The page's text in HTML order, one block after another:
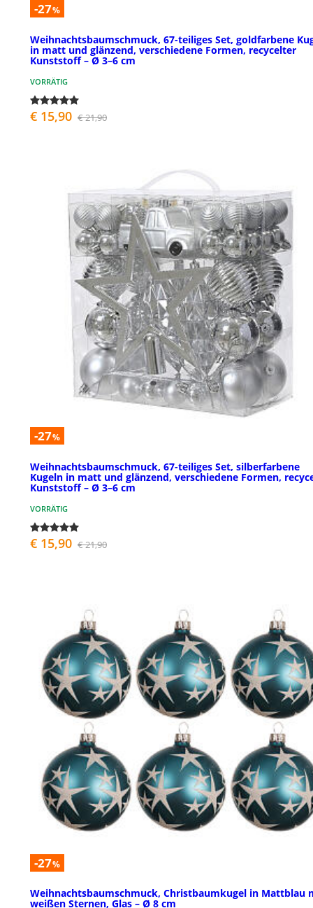
-27%
Weihnachtsbaumschmuck, 67-teiliges Set, goldfarbene
in matt und glänzend, verschiedene Formen, recycelter
Kunststoff – Ø 3–6 cm
VORRÄTIG
€ 15,90 € 21,90
-27%
Weihnachtsbaumschmuck, 67-teiliges Set, silberfarbene
Kugeln in matt und glänzend, verschiedene Formen,
Kunststoff – Ø 3–6 cm
VORRÄTIG
€ 15,90 € 21,90
-27%
Weihnachtsbaumschmuck, Christbaumkugel in Mattblau
weißen Sternen, Glas – Ø 8 cm